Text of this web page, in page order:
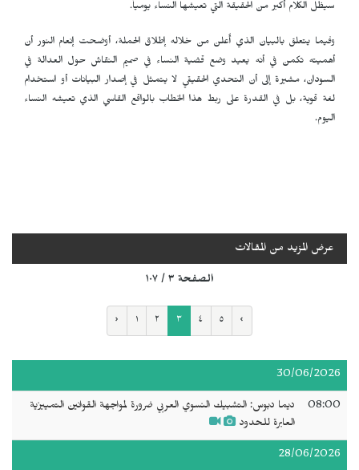
سيظل الكلام أكبر من الحقيقة التي تعيشها النساء يومياً.
وفيما يتعلق بالبيان الذي أُعلن من خلاله إطلاق الحملة، أوضحت إنعام النور أن
أهميته تكمن في أنه يعيد وضع قضية النساء في صميم النقاش حول العدالة في
السودان، مشيرة إلى أن التحدي الحقيقي لا يتمثل في إصدار البيانات أو استخدام
لغة قوية، بل في القدرة على ربط هذا الخطاب بالواقع القاسي الذي تعيشه النساء
اليوم.
عرض المزيد من المقالات
الصفحة ٣ / ١٠٧
‹ ١ ٢ ٣ ٤ ٥ ›
30/06/2026
08:00
ديما دبوس: التشبيك النسوي العربي ضرورة لمواجهة القوانين التمييزية
العابرة للحدود
28/06/2026